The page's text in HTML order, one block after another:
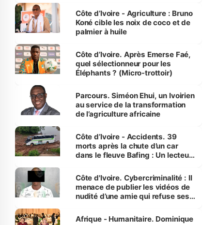
Côte d’Ivoire - Agriculture : Bruno
Koné cible les noix de coco et de
palmier à huile
Côte d’Ivoire. Après Emerse Faé,
quel sélectionneur pour les
Éléphants ? (Micro-trottoir)
Parcours. Siméon Ehui, un Ivoirien
au service de la transformation
de l’agriculture africaine
Côte d’Ivoire - Accidents. 39
morts après la chute d’un car
dans le fleuve Bafing : Un lecteur
des Transports
Côte d'Ivoire. Cybercriminalité : Il
menace de publier les vidéos de
nudité d’une amie qui refuse ses
Afrique - Humanitaire. Dominique